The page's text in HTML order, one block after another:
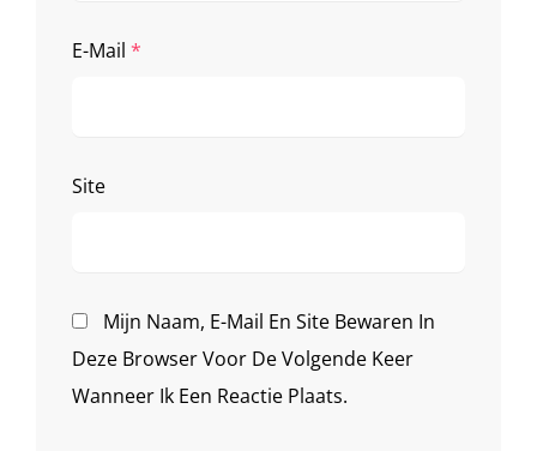
E-Mail *
Site
Mijn Naam, E-Mail En Site Bewaren In
Deze Browser Voor De Volgende Keer
Wanneer Ik Een Reactie Plaats.